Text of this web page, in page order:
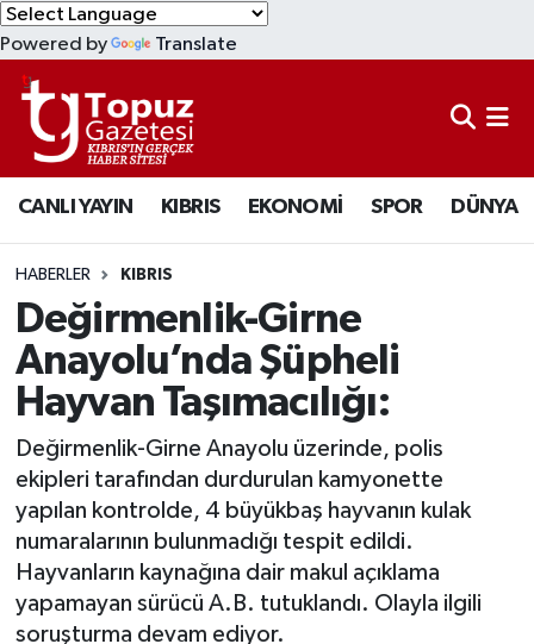
Powered by Translate
CANLI YAYIN KIBRIS EKONOMİ SPOR DÜNYA
HABERLER KIBRIS
Değirmenlik-Girne
Anayolu’nda Şüpheli
Hayvan Taşımacılığı:
Değirmenlik-Girne Anayolu üzerinde, polis
ekipleri tarafından durdurulan kamyonette
yapılan kontrolde, 4 büyükbaş hayvanın kulak
numaralarının bulunmadığı tespit edildi.
Hayvanların kaynağına dair makul açıklama
yapamayan sürücü A.B. tutuklandı. Olayla ilgili
soruşturma devam ediyor.
KIBRIS
DÜNYA
EKONOMİ
MAGAZİN
SAĞLIK
SPOR
TEKNOLOJİ
TÜRKİYE
Lefkoşa Nöbetçi Eczaneler
Lefkoşa Hava Durumu
Lefkoşa Trafik Yoğunluk Haritası
Süper Lig Puan Durumu ve Fikstür
Tüm Manşetler
Son Dakika Haberleri
Haber Arşivi